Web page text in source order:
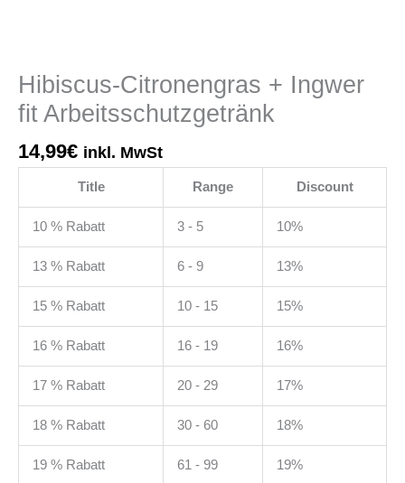
Hibiscus-Citronengras + Ingwer
fit Arbeitsschutzgetränk
14,99€ inkl. MwSt
Title Range Discount
10 % Rabatt 3 - 5 10%
13 % Rabatt 6 - 9 13%
15 % Rabatt 10 - 15 15%
16 % Rabatt 16 - 19 16%
17 % Rabatt 20 - 29 17%
18 % Rabatt 30 - 60 18%
19 % Rabatt 61 - 99 19%